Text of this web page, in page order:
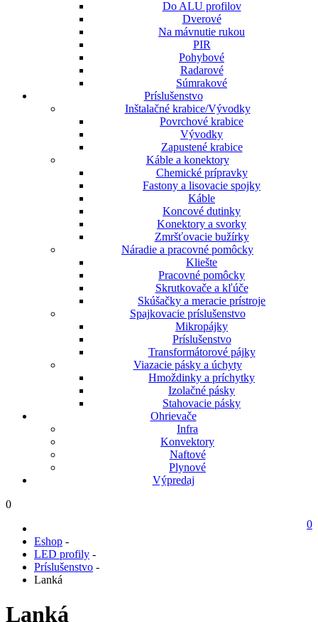
Do ALU profilov
Dverové
Na mávnutie rukou
PIR
Pohybové
Radarové
Súmrakové
Príslušenstvo
Inštalačné krabice/Vývodky
Povrchové krabice
Vývodky
Zapustené krabice
Káble a konektory
Chemické prípravky
Fastony a lisovacie spojky
Káble
Koncové dutinky
Konektory a svorky
Zmršťovacie bužírky
Náradie a pracovné pomôcky
Kliešte
Pracovné pomôcky
Skrutkovače a kľúče
Skúšačky a meracie prístroje
Spajkovacie príslušenstvo
Mikropájky
Príslušenstvo
Transformátorové pájky
Viazacie pásky a úchyty
Hmoždinky a príchytky
Izolačné pásky
Stahovacie pásky
Ohrievače
Infra
Konvektory
Naftové
Plynové
Výpredaj
0
0
Eshop -
LED profily -
Príslušenstvo -
Lanká
Lanká